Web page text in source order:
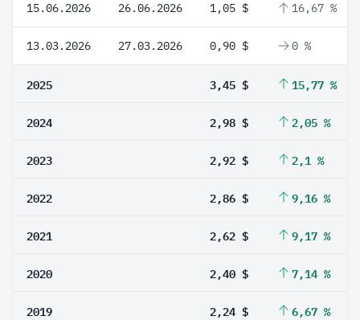
15.06.2026 26.06.2026 1,05 $ 16,67 %
13.03.2026 27.03.2026 0,90 $ 0 %
2025 3,45 $ 15,77 %
2024 2,98 $ 2,05 %
2023 2,92 $ 2,1 %
2022 2,86 $ 9,16 %
2021 2,62 $ 9,17 %
2020 2,40 $ 7,14 %
2019 2,24 $ 6,67 %